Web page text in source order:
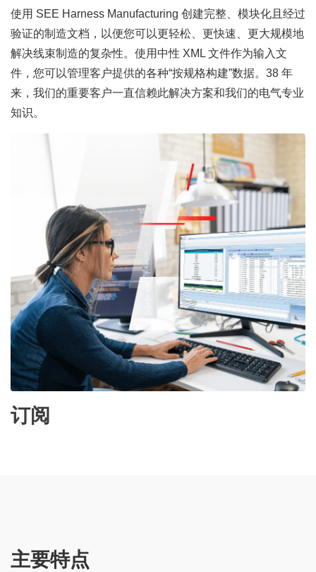
使用 SEE Harness Manufacturing 创建完整、模块化且经过
验证的制造文档，以便您可以更轻松、更快速、更大规模地
解决线束制造的复杂性。使用中性 XML 文件作为输入文
件，您可以管理客户提供的各种“按规格构建”数据。38 年
来，我们的重要客户一直信赖此解决方案和我们的电气专业
知识。
订阅
主要特点